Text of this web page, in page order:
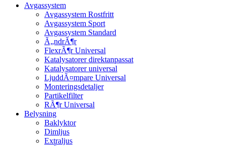
Avgassystem
Avgassystem Rostfritt
Avgassystem Sport
Avgassystem Standard
Ã„ndrÃ¶r
FlexrÃ¶r Universal
Katalysatorer direktanpassat
Katalysatorer universal
LjuddÃ¤mpare Universal
Monteringsdetaljer
Partikelfilter
RÃ¶r Universal
Belysning
Baklyktor
Dimljus
Extraljus